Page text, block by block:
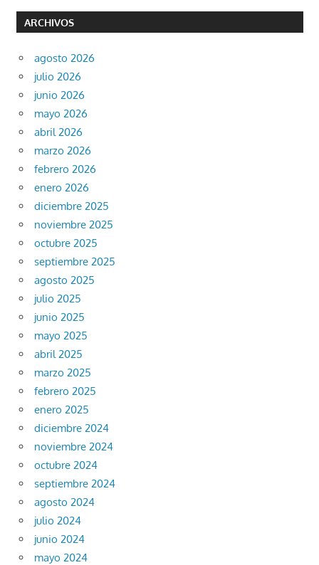
ARCHIVOS
agosto 2026
julio 2026
junio 2026
mayo 2026
abril 2026
marzo 2026
febrero 2026
enero 2026
diciembre 2025
noviembre 2025
octubre 2025
septiembre 2025
agosto 2025
julio 2025
junio 2025
mayo 2025
abril 2025
marzo 2025
febrero 2025
enero 2025
diciembre 2024
noviembre 2024
octubre 2024
septiembre 2024
agosto 2024
julio 2024
junio 2024
mayo 2024